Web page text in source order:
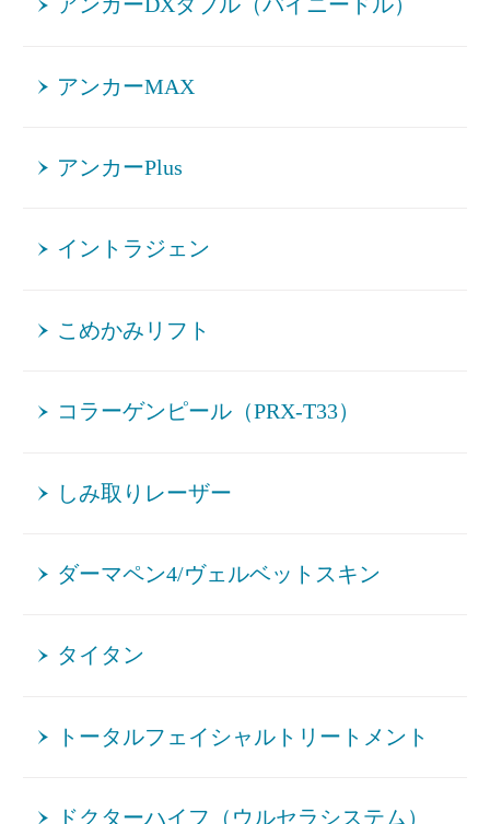
アンカーDXダブル（バイニードル）
アンカーMAX
アンカーPlus
イントラジェン
こめかみリフト
コラーゲンピール（PRX-T33）
しみ取りレーザー
ダーマペン4/ヴェルベットスキン
タイタン
トータルフェイシャルトリートメント
ドクターハイフ（ウルセラシステム）